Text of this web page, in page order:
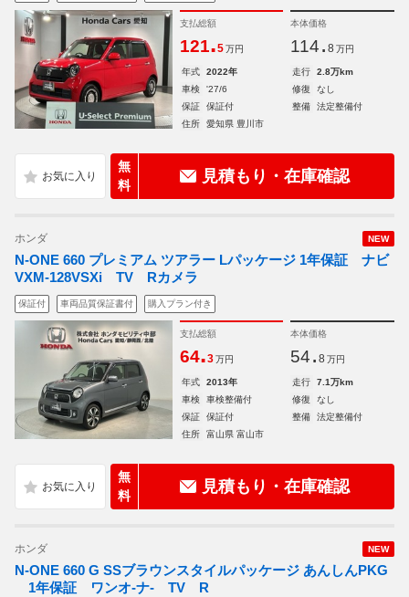
支払総額
121.5 万円
本体価格
114. 8 万円
年式 2022年 走行
2.8万km
車検
'27/6 修復
なし
保証
保証付 整備
法定整備付
住所
愛知県 豊川市
無
料
見積もり・在庫確認
NEW
ホンダ
N-ONE 660 プレミアム ツアラー Lパッケージ 1年保証 ナビ
VXM-128VSXi TV Rカメラ
保証付 車両品質保証書付 購入プラン付き
支払総額
64.3 万円
本体価格
54. 8 万円
年式 2013年 走行
7.1万km
車検
車検整備付 修復
なし
保証
保証付 整備
法定整備付
住所
富山県 富山市
無
料
見積もり・在庫確認
NEW
ホンダ
N-ONE 660 G SSブラウンスタイルパッケージ あんしんPKG
1年保証 ワンオ-ナ- TV R